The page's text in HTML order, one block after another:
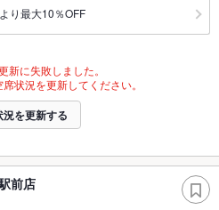
最大10％OFF
新に失敗しました。
状況を更新してください。
況を更新する
前店